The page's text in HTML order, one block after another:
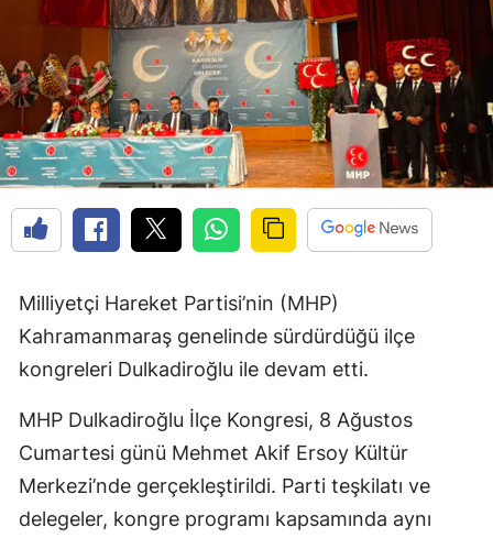
Milliyetçi Hareket Partisi’nin (MHP)
Kahramanmaraş genelinde sürdürdüğü ilçe
kongreleri Dulkadiroğlu ile devam etti.
MHP Dulkadiroğlu İlçe Kongresi, 8 Ağustos
Cumartesi günü Mehmet Akif Ersoy Kültür
Merkezi’nde gerçekleştirildi. Parti teşkilatı ve
delegeler, kongre programı kapsamında aynı